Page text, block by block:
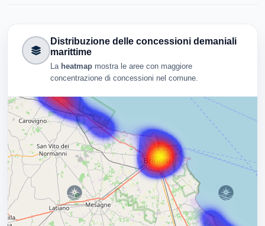
Distribuzione delle concessioni demaniali
marittime
La heatmap mostra le aree con maggiore
concentrazione di concessioni nel comune.